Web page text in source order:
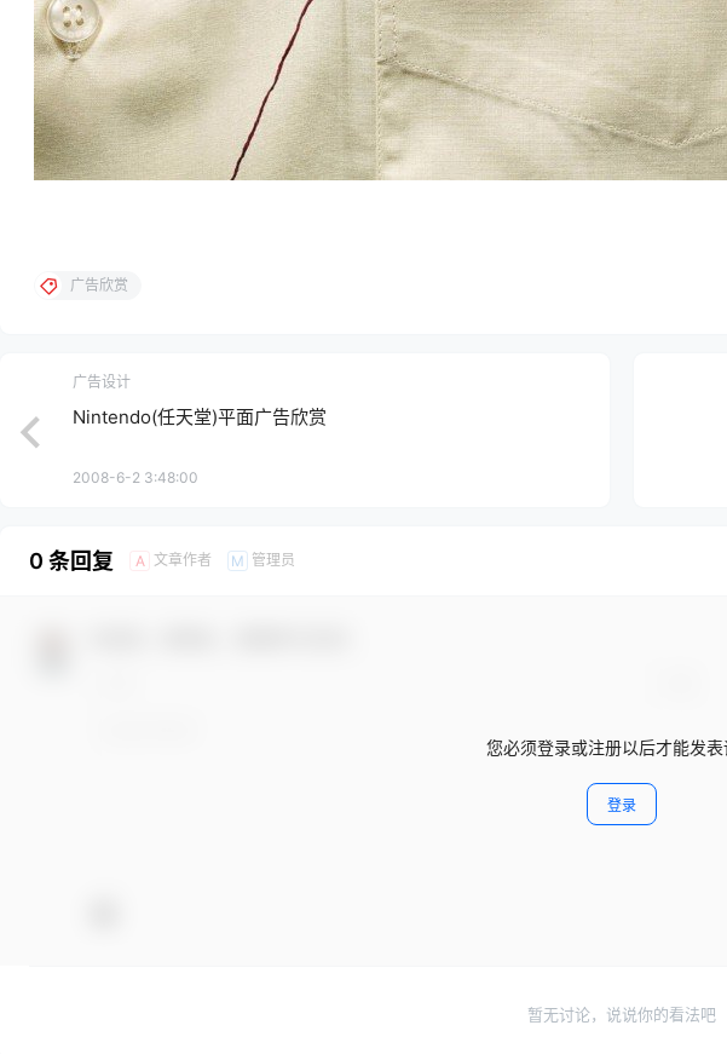
广告欣赏
广告设计
Nintendo(任天堂)平面广告欣赏
2008-6-2 3:48:00
0 条回复 A 文章作者 M 管理员
您必须登录或注册以后才能发
登录
暂无讨论，说说你的看法吧